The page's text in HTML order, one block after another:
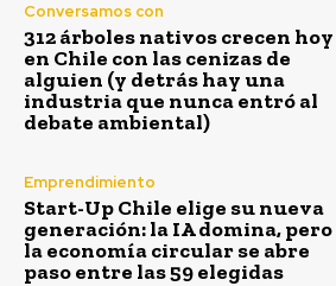
Conversamos con
312 árboles nativos crecen hoy
en Chile con las cenizas de
alguien (y detrás hay una
industria que nunca entró al
debate ambiental)
Emprendimiento
Start-Up Chile elige su nueva
generación: la IA domina, pero
la economía circular se abre
paso entre las 59 elegidas